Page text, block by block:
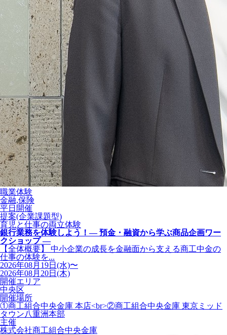
職業体験
金融,保険
平日開催
提案(企業課題型)
育児と仕事の両立体験
銀行業務を体験しよう！― 預金・融資から学ぶ商品企画ワー
クショップ ―
【全体概要】 中小企業の成長を金融面から支える商工中金の
仕事の体験を...
2026年08月19日(水)〜
2026年08月20日(木)
開催エリア
中央区
開催場所
①商工組合中央金庫 本店<br>②商工組合中央金庫 東京ミッド
タウン八重洲本部
主催
株式会社商工組合中央金庫